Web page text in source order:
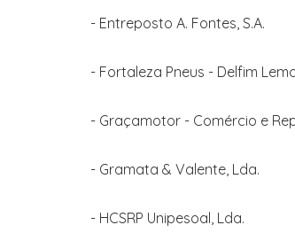
- Entreposto A. Fontes, S.A.
- Fortaleza Pneus - Delfim
- Graçamotor - Comércio e
- Gramata & Valente, Lda.
- HCSRP Unipesoal, Lda.